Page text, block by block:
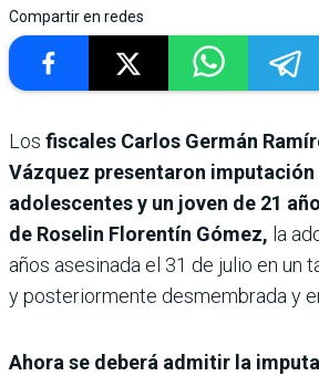
Compartir en redes
Los fiscales Carlos Germán
Vázquez presentaron
adolescentes y un joven de 21
de Roselin Florentín Gómez, la
años asesinada el 31 de julio en un
y posteriormente desmembrada y
Ahora se deberá admitir la